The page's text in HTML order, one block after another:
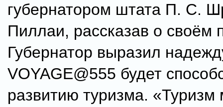
губернатором штата П. С.
Пиллаи, рассказав о своём
Губернатор выразил
VOYAGE@555 будет
развитию туризма. «Туризм